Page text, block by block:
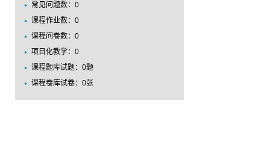
常见问题数： 0
课程作业数： 0
课程问卷数： 0
项目化教学： 0
课程题库试题： 0题
课程卷库试卷： 0张